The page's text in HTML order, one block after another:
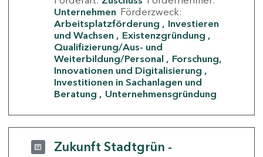
Unternehmen Förderzweck:
Arbeitsplatzförderung
Investieren
und Wachsen
Existenzgründung
Qualifizierung/Aus- und
Weiterbildung/Personal
Forschung,
Innovationen und Digitalisierung
Investitionen in Sachanlagen und
Beratung
Unternehmensgründung
Zukunft Stadtgrün -